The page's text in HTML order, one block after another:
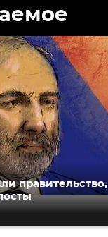
правительство,